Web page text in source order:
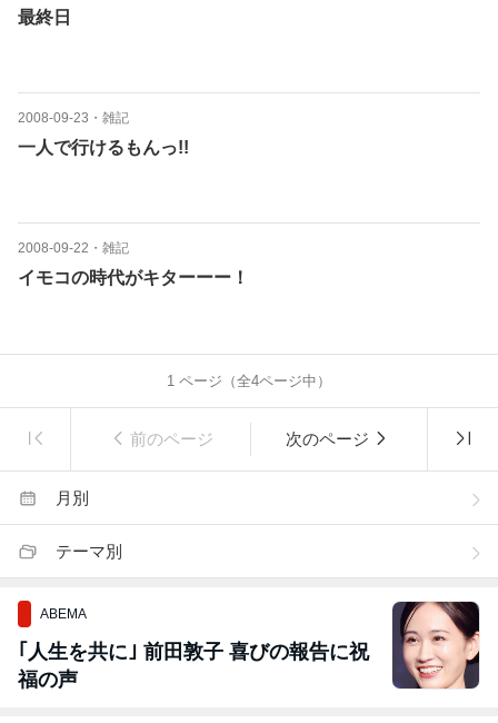
最終日
2008-09-23 ・ 雑記
一人で行けるもんっ!!
2008-09-22 ・ 雑記
イモコの時代がキターーー！
1 ページ（全4ページ中）
前のページ 次のページ
月別
テーマ別
ABEMA
｢人生を共に｣ 前田敦子 喜びの報告に祝
福の声